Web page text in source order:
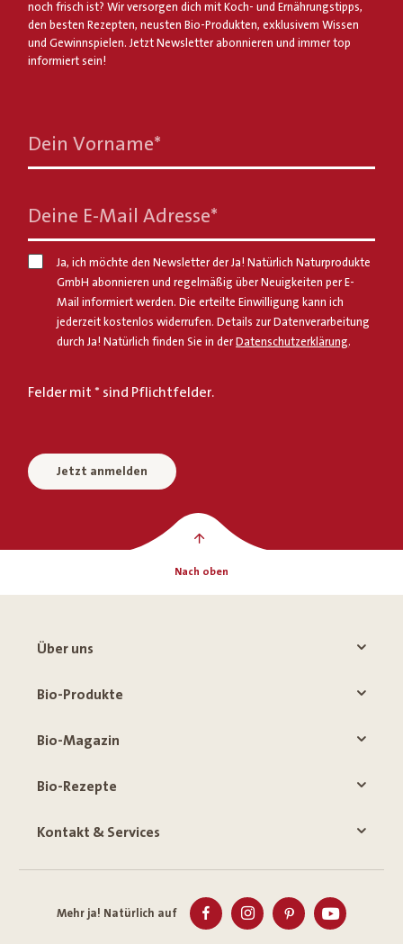
noch frisch ist? Wir versorgen dich mit Koch- und Ernährungstipps,
den besten Rezepten, neusten Bio-Produkten, exklusivem Wissen
und Gewinnspielen. Jetzt Newsletter abonnieren und immer top
informiert sein!
Dein Vorname*
Deine E-Mail Adresse*
Ja, ich möchte den Newsletter der Ja! Natürlich Naturprodukte
GmbH abonnieren und regelmäßig über Neuigkeiten per E-
Mail informiert werden. Die erteilte Einwilligung kann ich
jederzeit kostenlos widerrufen. Details zur Datenverarbeitung
durch Ja! Natürlich finden Sie in der Datenschutzerklärung.
Felder mit * sind Pflichtfelder.
Jetzt anmelden
Nach oben
Über uns
Bio-Produkte
Bio-Magazin
Bio-Rezepte
Kontakt & Services
Mehr ja! Natürlich auf